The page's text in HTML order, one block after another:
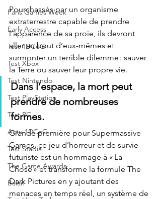
Paris Games Week
Early Access
Test 1DCoG
Test Xbox
Test Nintendo
Test PlayStation
Test PC
Actu 1DCoG
Test Stadia
The Game Awards
Balan
Pourchassés par un organisme
extraterrestre capable de prendre
l’apparence de sa proie, ils devront
aller au bout d’eux-mêmes et
surmonter un terrible dilemme : sauver
la Terre ou sauver leur propre vie.
Dans l’espace, la mort peut
prendre de nombreuses
formes.
Grande première pour Supermassive
Games, ce jeu d’horreur et de survie
futuriste est un hommage à « La
Chose » et transforme la formule The
Dark Pictures en y ajoutant des
menaces en temps réel, un système de